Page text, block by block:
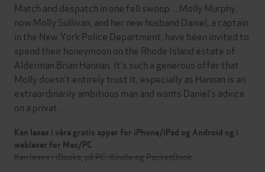
Match and despatch in one fell swoop…Molly Murphy,
now Molly Sullivan, and her new husband Daniel, a captain
in the New York Police Department, have been invited to
spend their honeymoon on the Rhode Island estate of
Alderman Brian Hannan. It’s such a generous offer that
Molly doesn’t entirely trust it, especially as Hannan is an
extraordinarily ambitious man and wants Daniel’s advice
on a privat…
Kan leses i våre gratis apper for iPhone/iPad og Android og i
webleser for Mac/PC
Kan leses i iBooks, på PC, Kindle og PocketBook